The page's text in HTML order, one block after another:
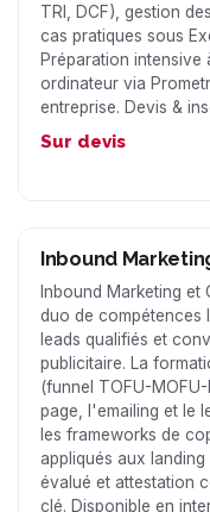
TRI, DCF), gestion
cas pratiques sous
Préparation intensive
ordinateur via
entreprise. Devis &
Sur devis
Inbound
Inbound Marketing
duo de compétences
leads qualifiés et
publicitaire. La
(funnel TOFU-
page, l'emailing et le
les frameworks de
appliqués aux
évalué et attestation
clé. Disponible en